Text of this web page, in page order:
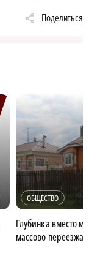
Поделиться
ОБЩЕСТВО
Глубинка вместо
массово